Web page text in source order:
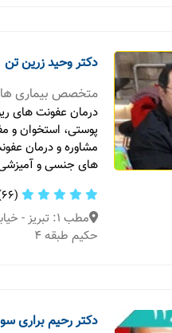
دکتر وحید زرین تن
متخصص بیماری
درمان عفونت های
پوستی، استخوان و
مشاوره و درمان
های جنسی و
(66)
مطب 1:
حكيم طبقه ٤
دکتر رحیم براری